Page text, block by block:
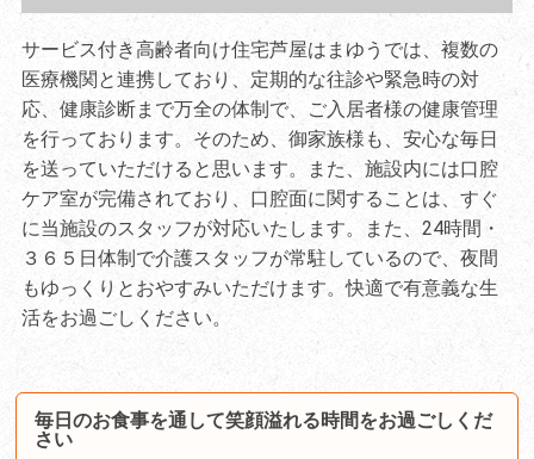
サービス付き高齢者向け住宅芦屋はまゆうでは、複数の
医療機関と連携しており、定期的な往診や緊急時の対
応、健康診断まで万全の体制で、ご入居者様の健康管理
を行っております。そのため、御家族様も、安心な毎日
を送っていただけると思います。また、施設内には口腔
ケア室が完備されており、口腔面に関することは、すぐ
に当施設のスタッフが対応いたします。また、24時間・
３６５日体制で介護スタッフが常駐しているので、夜間
もゆっくりとおやすみいただけます。快適で有意義な生
活をお過ごしください。
毎日のお食事を通して笑顔溢れる時間をお過ごしくだ
さい